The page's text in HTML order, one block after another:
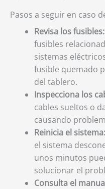
Pasos a seguir en caso
Revisa los fusibles:
fusibles
sistemas
fusible quemado
del tablero.
Inspecciona los
cables sueltos o
causando
Reinicia el sistema:
el sistema
unos minutos
solucionar el
Consulta el